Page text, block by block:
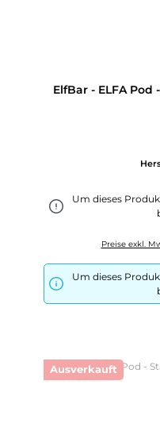
ElfBar - ELFA
Um dieses
Preise exkl.
Um dieses
Ausverkauft